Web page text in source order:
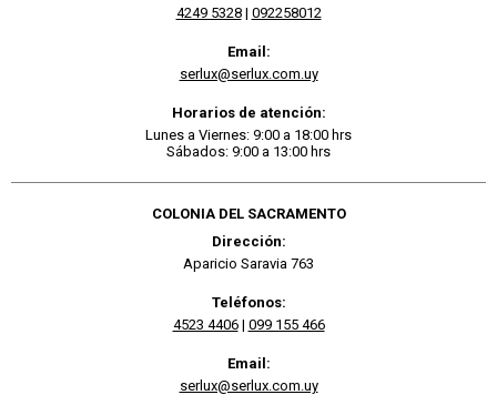
4249 5328| 092258012
Email:
serlux@serlux.com.uy
Horarios de atención:
Lunes a Viernes: 9:00 a 18:00 hrs
Sábados: 9:00 a 13:00 hrs
COLONIA DEL SACRAMENTO
Dirección:
Aparicio Saravia 763
Teléfonos:
4523 4406| 099 155 466
Email:
serlux@serlux.com.uy